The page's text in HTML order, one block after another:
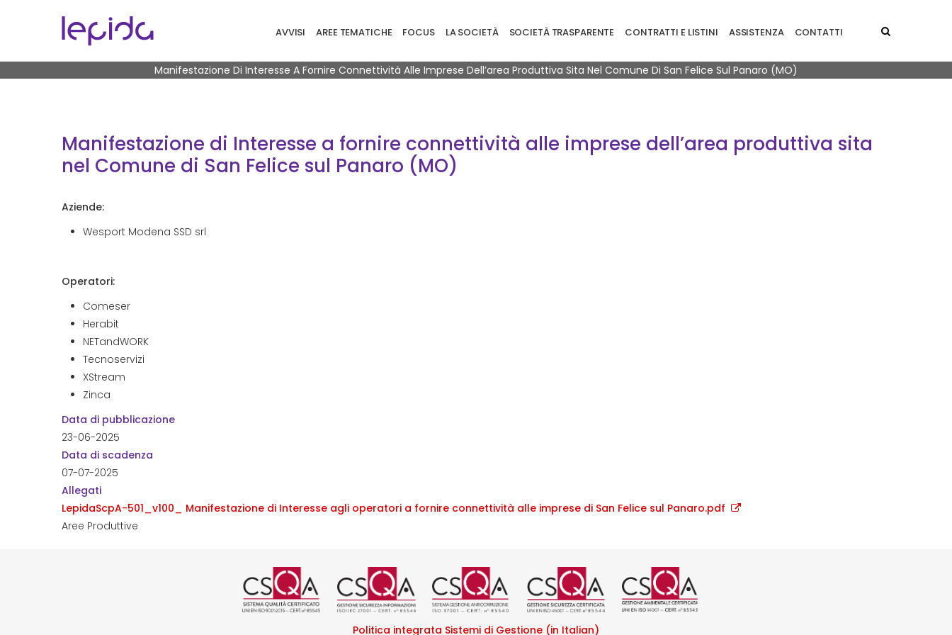
AVVISI AREE TEMATICHE FOCUS LA SOCIETÀ SOCIETÀ TRASPARENTE CONTRATTI E LISTINI ASSISTENZA CONTATTI
Briciole di pane
Manifestazione Di Interesse A Fornire Connettività Alle Imprese Dell’area Produttiva Sita Nel Comune Di San Felice Sul Panaro (MO)
Manifestazione di Interesse a fornire connettività alle imprese dell’area produttiva sita
nel Comune di San Felice sul Panaro (MO)
Aziende:
Wesport Modena SSD srl
Operatori:
Comeser
Herabit
NETandWORK
Tecnoservizi
XStream
Zinca
Data di pubblicazione
23-06-2025
Data di scadenza
07-07-2025
Allegati
LepidaScpA-501_v100_ Manifestazione di Interesse agli operatori a fornire connettività alle imprese di San Felice sul Panaro.pdf
Aree Produttive
Logo certificazione ISO 9001 rilasciata da CSQA
Logo certificazione ISO/IEC 27001 rilasciata da CSQA
Logo certificazione ISO 37001 rilasciata da CSQA
Logo certificazione ISO 45001 rilasciata da
Logo certificazione ISO 14001
Politica integrata Sistemi di Gestione (in Italian)